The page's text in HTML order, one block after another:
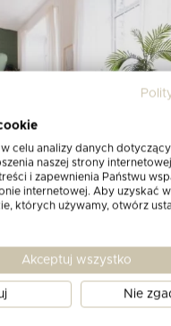
celu analizy danych
naszej strony
i zapewnienia Państwu
internetowej. Aby uzyskać
których używamy, otwórz
Akceptuj wszystko
Nie